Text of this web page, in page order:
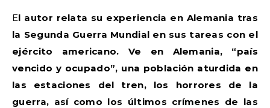
El autor relata su experiencia en Alemania tras
la Segunda Guerra Mundial en sus tareas con el
ejército americano. Ve en Alemania, “país
vencido y ocupado”, una población aturdida en
las estaciones del tren, los horrores de la
guerra, así como los últimos crímenes de las